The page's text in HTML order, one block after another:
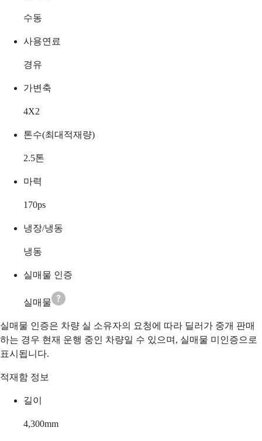
수동
사용연료
경유
가변축
4X2
톤수(최대적재량)
2.5톤
마력
170ps
냉장/냉동
냉동
실매물 인증
실매물
실매물 인증은 차량 실 소유자의 요청에 따라 딜러가 중개 판매
하는 경우 현재 운행 중인 차량일 수 있으며, 실매물 미인증으로
표시됩니다.
적재함 정보
길이
4,300mm